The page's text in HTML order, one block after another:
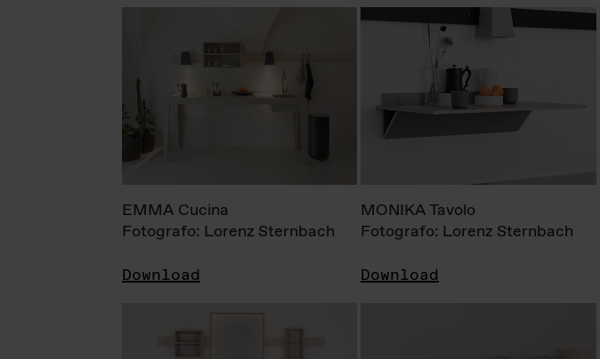
EMMA Cucina
Fotografo: Lorenz Sternbach
Download
MONIKA Tavolo
Fotografo: Lorenz Sternbach
Download